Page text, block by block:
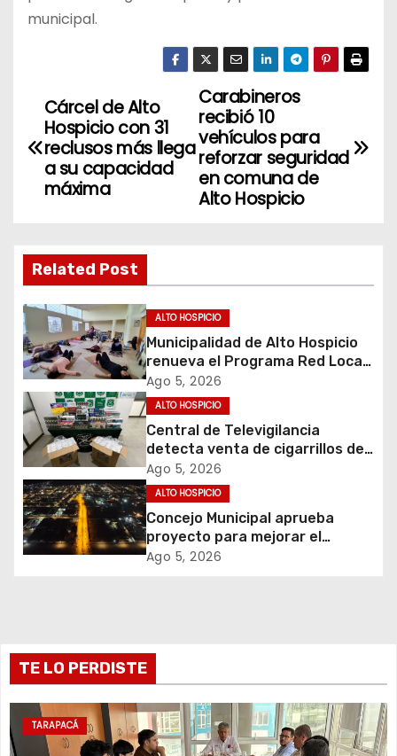
municipal.
N
a
g
a
c
i
ó
n
d
e
e
r
a
d
Carabineros
recibió 10
vehículos para
reforzar seguridad
en comuna de
Alto Hospicio
Cárcel de Alto
Hospicio con 31
reclusos más llega
a su capacidad
máxima
Related Post
ALTO HOSPICIO
Municipalidad de Alto Hospicio
renueva el Programa Red Local
de Apoyos y Cuidados
Ago 5, 2026
ALTO HOSPICIO
Central de Televigilancia
detecta venta de cigarrillos de
contrabando y permite
incautación de más de 3 mil
cajetillas
Ago 5, 2026
ALTO HOSPICIO
Concejo Municipal aprueba
proyecto para mejorar el
alumbrado público del sector El
Ago 5, 2026
TE LO PERDISTE
TARAPACÁ